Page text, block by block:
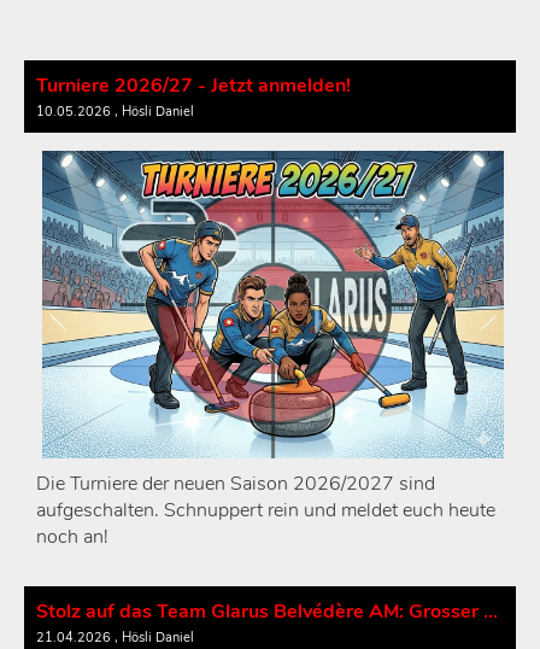
Turniere 2026/27 - Jetzt anmelden!
10.05.2026 , Hösli Daniel
Die Turniere der neuen Saison 2026/2027 sind
aufgeschalten. Schnuppert rein und meldet euch heute
noch an!
Stolz auf das Team Glarus Belvédère AM: Grosser Empfang für unsere Curling-Helden
21.04.2026 , Hösli Daniel